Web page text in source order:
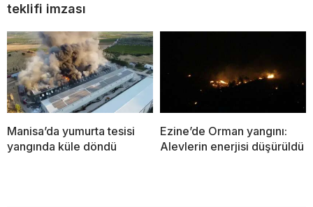
teklifi imzası
Manisa’da yumurta tesisi
yangında küle döndü
Ezine’de Orman yangını:
Alevlerin enerjisi düşürüldü